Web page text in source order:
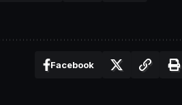
Facebook